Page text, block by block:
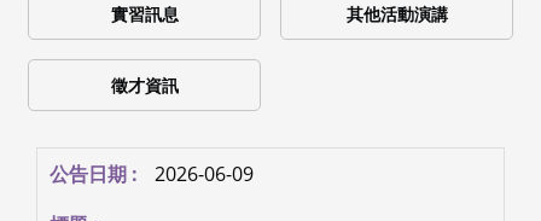
實習訊息 其他活動演講
徵才資訊
2026-06-09